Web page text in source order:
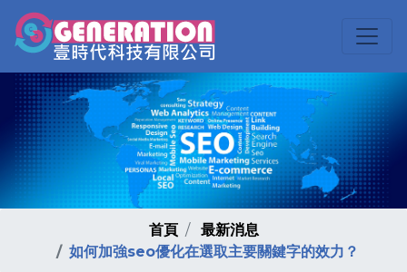
首頁
最新消息
如何加強seo優化在選取主要關鍵字的效力？